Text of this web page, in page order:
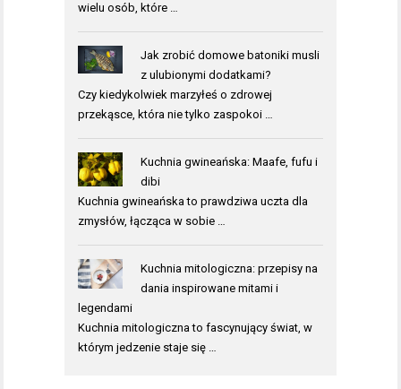
wielu osób, które …
Jak zrobić domowe batoniki musli
z ulubionymi dodatkami?
Czy kiedykolwiek marzyłeś o zdrowej
przekąsce, która nie tylko zaspokoi …
Kuchnia gwineańska: Maafe, fufu i
dibi
Kuchnia gwineańska to prawdziwa uczta dla
zmysłów, łącząca w sobie …
Kuchnia mitologiczna: przepisy na
dania inspirowane mitami i
legendami
Kuchnia mitologiczna to fascynujący świat, w
którym jedzenie staje się …